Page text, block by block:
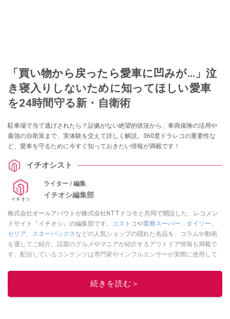
「買い物から戻ったら愛車に凹みが…」泣
き寝入りしないために知ってほしい愛車
を24時間守る新・自衛術
駐車場で当て逃げされたら？証拠がない絶望的状況から、車両保険の活用や
最強の自衛策まで、実体験を交えて詳しく解説。360度ドラレコの重要性な
ど、愛車を守るために今すぐ知っておきたい情報が満載です！
イチオシスト
ライター / 編集
イチオシ編集部
株式会社オールアバウトが株式会社NTTドコモと共同で開設した、レコメン
ドサイト『イチオシ』の編集部です。
コストコや業務スーパー、 ダイソー、
セリア、 スターバックスなどの人気ショップの隠れた名品を、コラムや動画
を通してご紹介。話題のグルメやマニアが紹介するアウトドア情報も満載で
す。配信しているコンテンツは専門家やインフルエンサーが実際に使用して
ニュースでフォロー
続きを読む＞